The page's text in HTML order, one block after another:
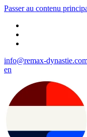
Passer au contenu
info@remax-
en